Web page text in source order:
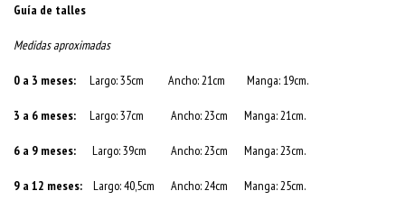
Guía de talles
Medidas aproximadas
0 a 3 meses: Largo: 35cm Ancho: 21cm Manga: 19cm.
3 a 6 meses: Largo: 37cm Ancho: 23cm Manga: 21cm.
6 a 9 meses: Largo: 39cm Ancho: 23cm Manga: 23cm.
9 a 12 meses: Largo: 40,5cm Ancho: 24cm Manga: 25cm.